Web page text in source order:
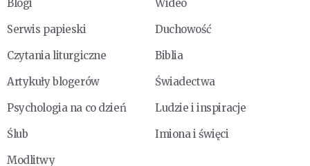
Blogi
Wideo
Serwis papieski
Duchowość
Czytania liturgiczne
Biblia
Artykuły blogerów
Świadectwa
Psychologia na co dzień
Ludzie i inspiracje
Ślub
Imiona i święci
Modlitwy